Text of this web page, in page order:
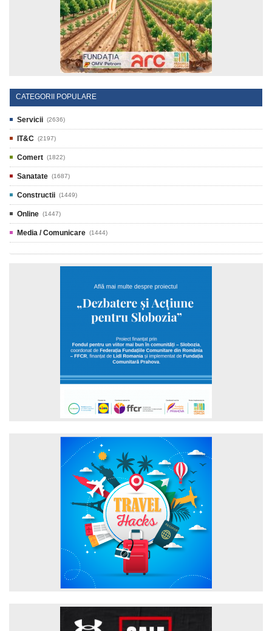
CATEGORII POPULARE
Servicii (2636)
IT&C (2197)
Comert (1822)
Sanatate (1687)
Constructii (1449)
Online (1447)
Media / Comunicare (1444)